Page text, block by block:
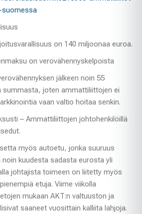
suomessa
on 140 miljoonaa euroa.
on verovähennyskelpoista
jälkeen noin 55
joten ammattiliittojen ei
vaan valtio hoitaa senkin.
– Ammattiliittojen johtohenkilöillä
myös autoetu, jonka suuruus
noin kuudesta sadasta eurosta yli
johtajista toimeen on liitetty myös
etuja. Viime viikolla
mukaan AKT:n valtuuston ja
saaneet vuosittain kalliita lahjoja.